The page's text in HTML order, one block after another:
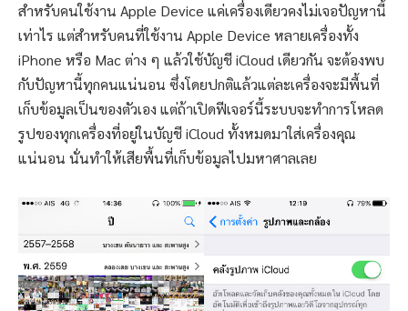
สำหรับคนใช้งาน Apple Device แค่เครื่องเดียวคงไม่เจอปัญหานี้
เท่าไร แต่สำหรับคนที่ใช้งาน Apple Device หลายเครื่องทั้ง
iPhone หรือ Mac ต่าง ๆ แล้วใช้บัญชี iCloud เดียวกัน จะต้องพบ
กับปัญหานี้ทุกคนแน่นอน ซึ่งโดยปกติแล้วแต่ละเครื่องจะมีพื้นที่
เก็บข้อมูลเป็นของตัวเอง แต่ถ้าเปิดฟีเจอร์นี้ระบบจะทำการโหลด
รูปของทุกเครื่องที่อยู่ในบัญชี iCloud ทั้งหมดมาใส่เครื่องคุณ
แน่นอน นั่นทำให้เสียพื้นที่เก็บข้อมูลไปมหาศาลเลย